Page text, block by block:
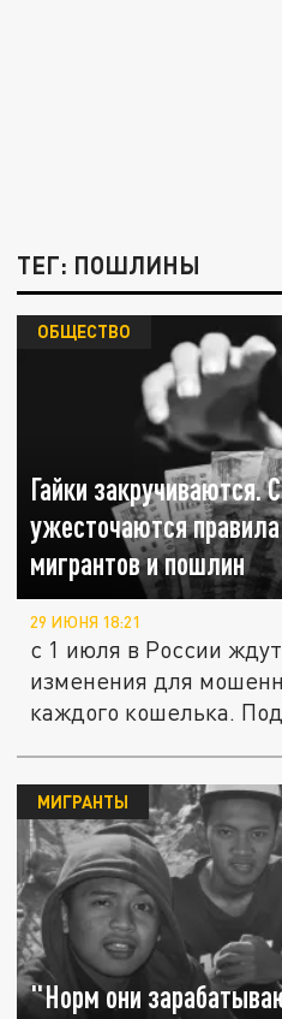
ТЕГ: ПОШЛИНЫ
Гайки закручиваются.
ужесточаются
мигрантов и пошлин
ОБЩЕСТВО
29 ИЮНЯ 18:21
с 1 июля в России
изменения для
каждого кошелька.
"Норм они
МИГРАНТЫ